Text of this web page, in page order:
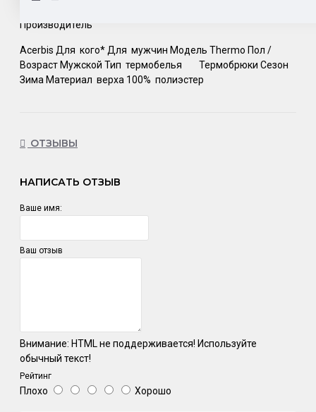
Производитель
Acerbis Для кого* Для мужчин Модель Thermo Пол /
Возраст Мужской Тип термобелья Термобрюки Сезон
Зима Материал верха 100% полиэстер
ОТЗЫВЫ
НАПИСАТЬ ОТЗЫВ
Ваше имя:
Ваш отзыв
Внимание: HTML не поддерживается! Используйте
обычный текст!
Рейтинг
Плохо Хорошо